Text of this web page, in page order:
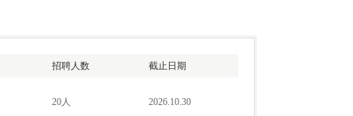
招聘人数 截止日期
20人 2026.10.30